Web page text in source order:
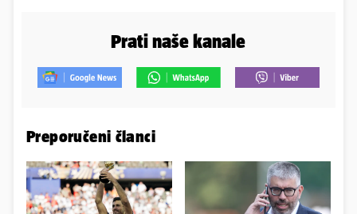
Prati naše kanale
Preporučeni članci